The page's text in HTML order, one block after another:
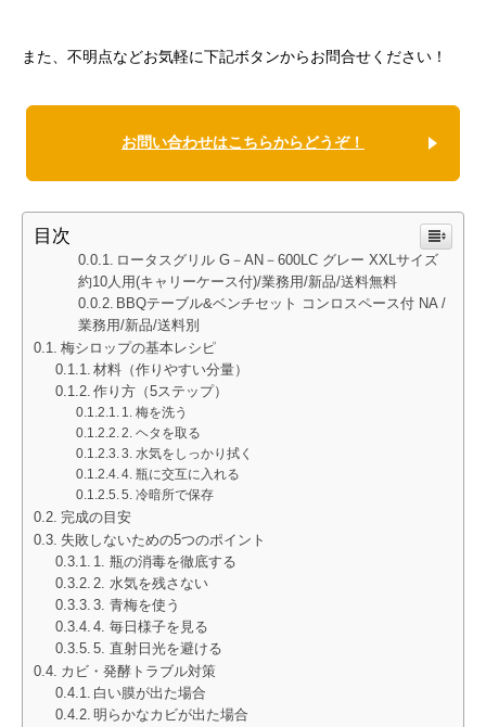
また、不明点などお気軽に下記ボタンからお問合せください！
お問い合わせはこちらからどうぞ！
目次
ロータスグリル G－AN－600LC グレー XXLサイズ
約10人用(キャリーケース付)/業務用/新品/送料無料
BBQテーブル&ベンチセット コンロスペース付 NA /
業務用/新品/送料別
梅シロップの基本レシピ
材料（作りやすい分量）
作り方（5ステップ）
1. 梅を洗う
2. ヘタを取る
3. 水気をしっかり拭く
4. 瓶に交互に入れる
5. 冷暗所で保存
完成の目安
失敗しないための5つのポイント
1. 瓶の消毒を徹底する
2. 水気を残さない
3. 青梅を使う
4. 毎日様子を見る
5. 直射日光を避ける
カビ・発酵トラブル対策
白い膜が出た場合
明らかなカビが出た場合